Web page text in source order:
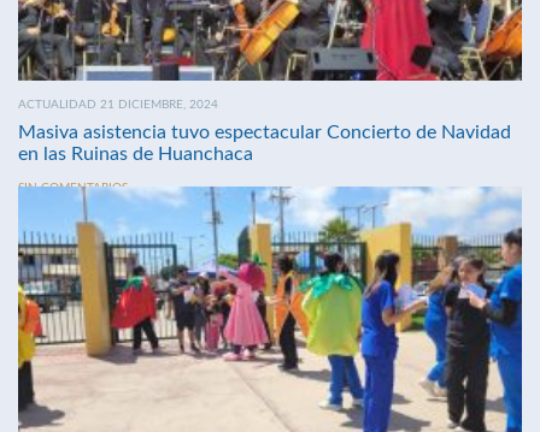
ACTUALIDAD 21 DICIEMBRE, 2024
Masiva asistencia tuvo espectacular Concierto de Navidad
en las Ruinas de Huanchaca
SIN COMENTARIOS